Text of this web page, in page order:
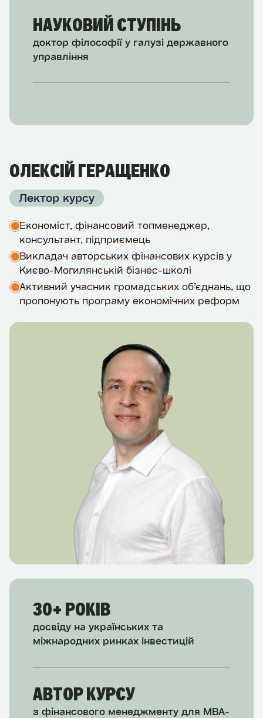
НАУКОВИЙ СТУПІНЬ
доктор філософії у галузі державного
управління
ОЛЕКСІЙ ГЕРАЩЕНКО
Лектор курсу
Економіст, фінансовий топменеджер,
консультант, підприємець
Викладач авторських фінансових курсів у
Києво-Могилянській бізнес-школі
Активний учасник громадських об’єднань, що
пропонують програму економічних реформ
30+ РОКІВ
досвіду на українських та
міжнародних ринках інвестицій
АВТОР КУРСУ
з фінансового менеджменту для MBA-